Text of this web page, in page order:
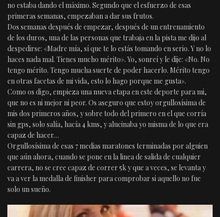
no estaba dando el máximo. Segundo que el esfuerzo de esas
primeras semanas, empezaban a dar sus frutos.
Dos semanas después de empezar, después de un entrenamiento
de los duros, una de las personas que trabaja en la pista me dijo al
despedirse: «Madre mía, sí que te lo estás tomando en serio. Y no lo
haces nada mal. Tienes mucho mérito». Yo, sonreí y le dije: «No. No
tengo mérito. Tengo mucha suerte de poder hacerlo. Mérito tengo
en otras facetas de mi vida, esto lo hago porque me gusta».
Como os digo, empieza una nueva etapa en este deporte para mi,
que no es ni mejor ni peor. Os aseguro que estoy orgullosísima de
mis dos primeros años, y sobre todo del primero en el que corría
sin gps, solo salía, hacía 4 kms, y alucinaba yo misma de lo que era
capaz de hacer…
Orgullosísima de esas 7 medias maratones terminadas por alguien
que aún ahora, cuando se pone en la linea de salida de cualquier
carrera, no se cree capaz de correr 5k y que a veces, se levanta y
va a ver la medalla de finisher para comprobar si aquello no fue
solo un sueño.